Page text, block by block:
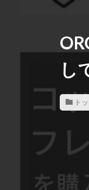
し
ト